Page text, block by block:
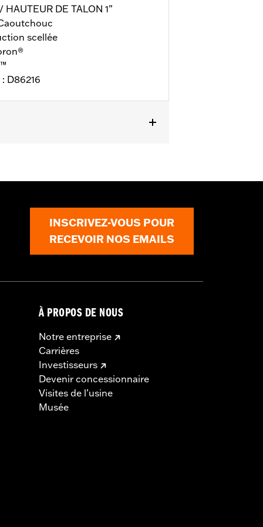
HAUTEUR DE TALON 1”
scellée
D86216
INSCRIVEZ-VOUS POUR
RECEVOIR NOS EMAILS
À PROPOS DE NOUS
Notre entreprise
Carrières
Investisseurs
Devenir concessionnaire
Visites de l’usine
Musée